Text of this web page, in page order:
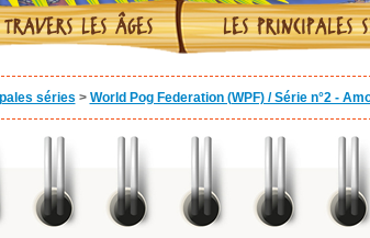
LES ÂGES LES PRINCIPALES
séries > World Pog Federation (WPF) / Série n°2 -